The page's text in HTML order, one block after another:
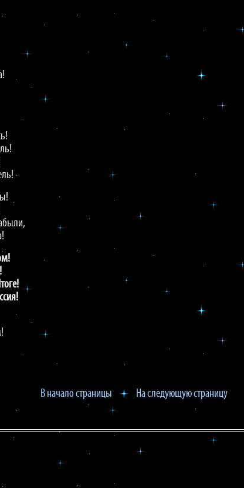
В начало страницы На следующую страницу